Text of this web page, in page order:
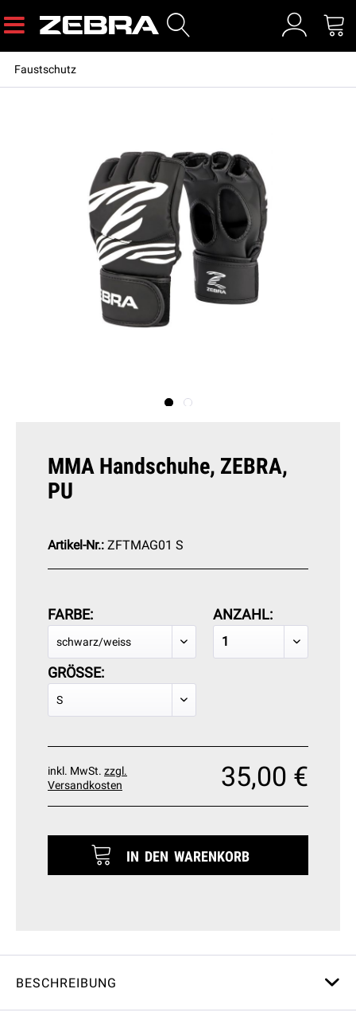
Faustschutz
MMA Handschuhe, ZEBRA,
PU
Artikel-Nr.: ZFTMAG01 S
FARBE:
GRÖSSE:
ANZAHL:
inkl. MwSt. zzgl.
Versandkosten
35,00 €
IN DEN WARENKORB
BESCHREIBUNG